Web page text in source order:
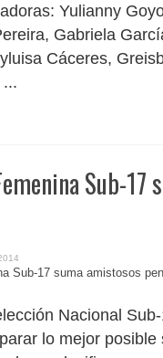
Yulianny
Gabriela
Cáceres,
Sub-17
Nacional
lo mejor